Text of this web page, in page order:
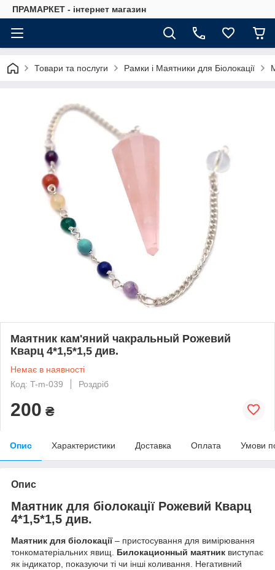
ПРАМАРКЕТ - інтернет магазин
Товари та послуги Рамки і Маятники для Біолокації
Маятник кам'яний чакральный Рожевий
Кварц 4*1,5*1,5 див.
Немає в наявності
Код: T-m-039
Роздріб
200 ₴
Опис Характеристики Доставка Оплата Умови
Опис
Маятник для біолокації Рожевий Кварц
4*1,5*1,5 див.
Маятник для біолокації– пристосування для вимірювання
тонкоматеріальних явищ. Билокационный маятник виступає
як індикатор, показуючи ті чи інші коливання. Негативний